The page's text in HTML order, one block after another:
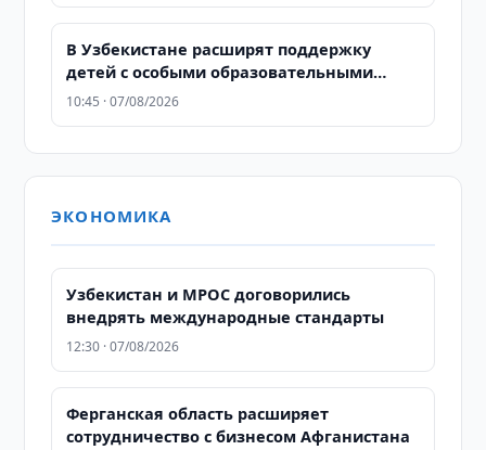
В Узбекистане расширят поддержку
детей с особыми образовательными
потребностями
10:45 · 07/08/2026
ЭКОНОМИКА
Узбекистан и MPOC договорились
внедрять международные стандарты
12:30 · 07/08/2026
Ферганская область расширяет
сотрудничество с бизнесом Афганистана